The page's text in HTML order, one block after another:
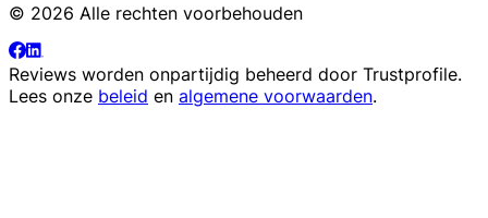
© 2026 Alle rechten voorbehouden
Reviews worden onpartijdig beheerd door Trustprofile.
Lees onze beleid en algemene voorwaarden.